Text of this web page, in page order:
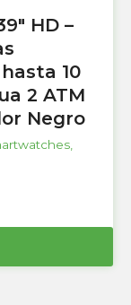
HD –
10
2 ATM
Negro